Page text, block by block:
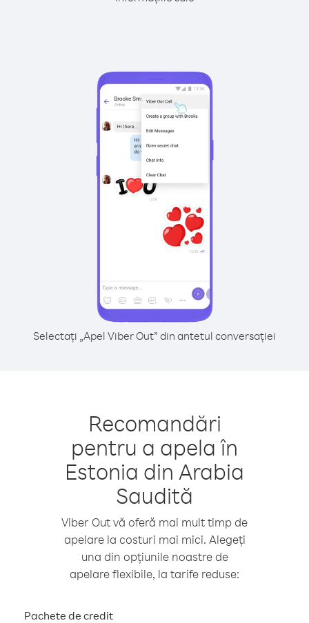
Selectați „Apel Viber Out” din antetul conversației
Recomandări
pentru a apela în
Estonia din Arabia
Saudită
Viber Out vă oferă mai mult timp de
apelare la costuri mai mici. Alegeți
una din opțiunile noastre de
apelare flexibile, la tarife reduse:
Pachete de credit